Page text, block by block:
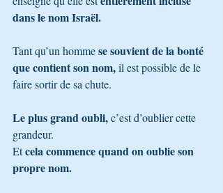
dans le nom Israël.
Tant qu’un homme se souvient de la bonté
que contient son nom, il est possible de le
faire sortir de sa chute.
Le plus grand oubli, c’est d’oublier cette
grandeur.
Et cela commence quand on oublie son
propre nom.